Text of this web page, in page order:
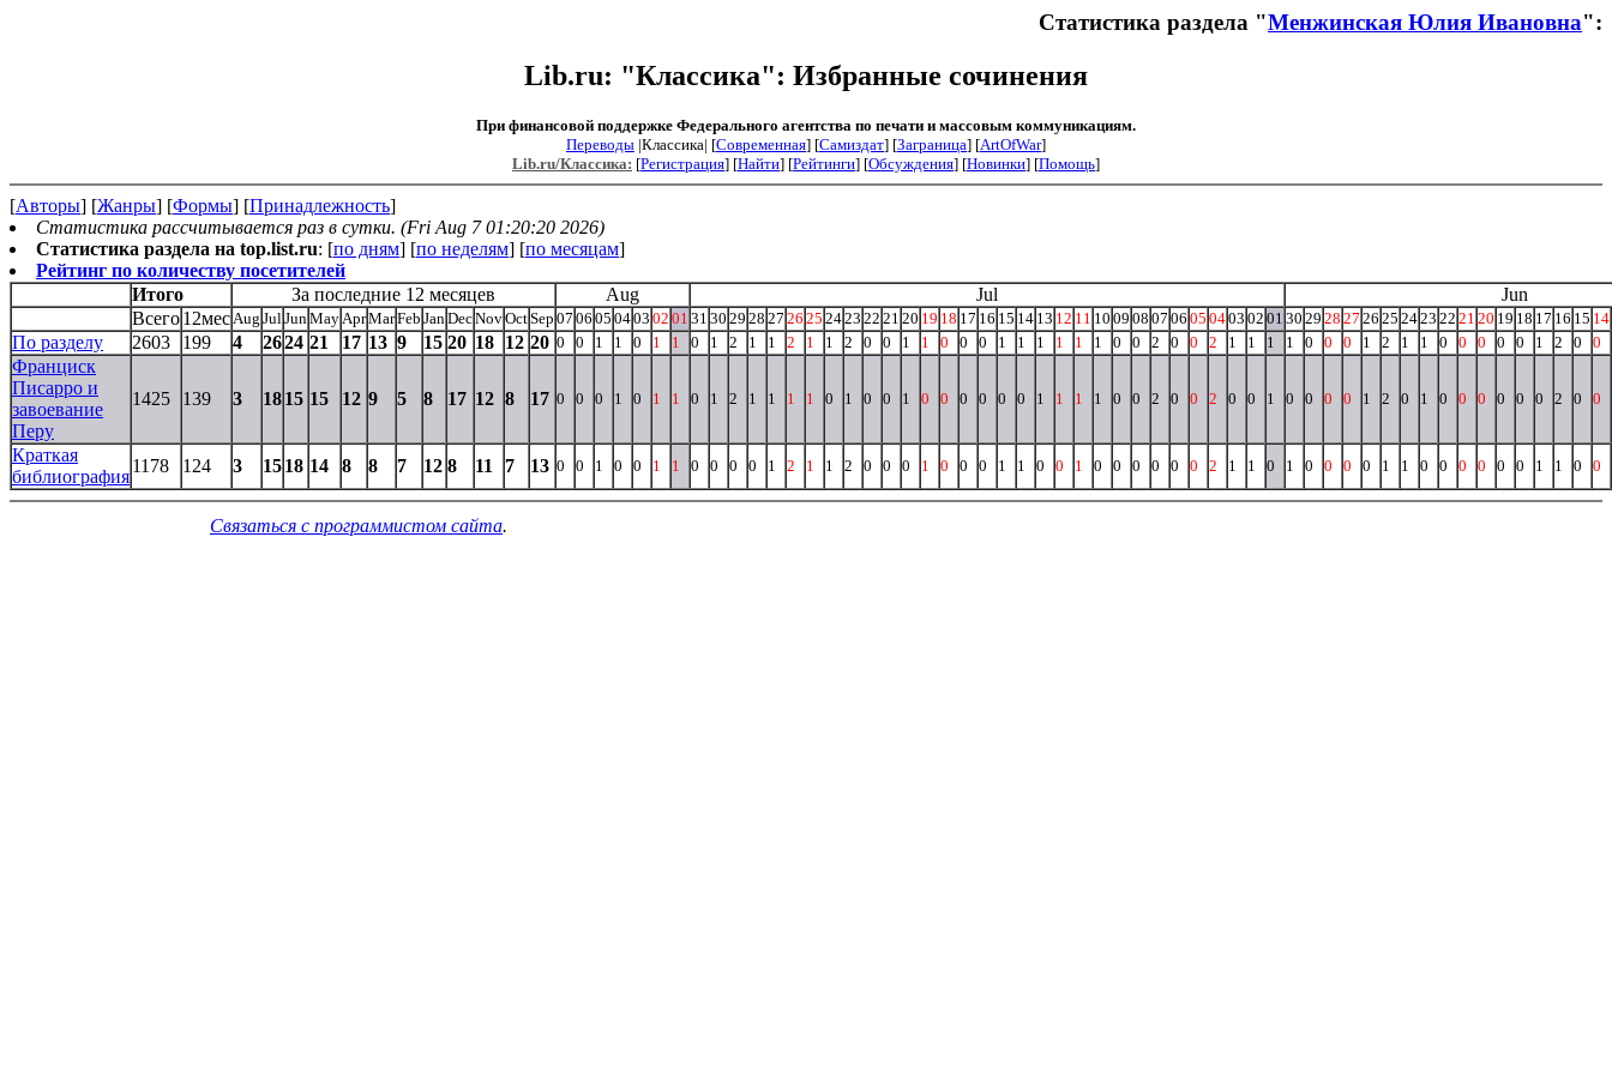
Статистика раздела "Менжинская Юлия Ивановна":
Lib.ru: "Классика": Избранные сочинения
При финансовой поддержке Федерального агентства по печати и массовым коммуникациям.
Переводы |Классика| [Современная] [Самиздат] [Заграница] [ArtOfWar]
Lib.ru/Классика: [Регистрация] [Найти] [Рейтинги] [Обсуждения] [Новинки] [Помощь]
[Авторы] [Жанры] [Формы] [Принадлежность]
Статистика рассчитывается раз в сутки. (Fri Aug 7 01:20:20 2026)
Статистика раздела на top.list.ru: [по дням] [по неделям] [по месяцам]
Рейтинг по количеству посетителей
Итого
За последние 12 месяцев Aug Jul
Jun
Всего12мес Aug Jul Jun May AprMarFeb Jan DecNovOctSep 07 06 05 0403 02 01 31 30 29 28 27 26 25 2423 22 21 20 19 18 17 16 15 14 13 12 11 10 09 08 07 06 05 0403 02 01 30 29 28 27 26 25 2423 22 21 20 19 18 17 16 15 14
По разделу 2603 199 4 2624 21 17 13 9 15 20 18 12 20 0 0 1 1 0 1 1 0 1 2 1 1 2 1 1 2 0 0 1 1 0 0 0 1 1 1 1 1 1 0 0 2 0 0 2 1 1 1 1 0 0 0 1 2 1 1 0 0 0 0 0 1 2 0 0
Франциск
Писарро и
завоевание
Перу
1425 139 3 1815 15 12 9 5 8 17 12 8 17 0 0 0 1 0 1 1 0 1 2 1 1 1 1 0 1 0 0 1 0 0 0 0 0 0 1 1 1 1 0 0 2 0 0 2 0 0 1 0 0 0 0 1 2 0 1 0 0 0 0 0 0 2 0 0
Краткая
библиография
1178 124 3 1518 14 8 8 7 12 8 11 7 13 0 0 1 0 0 1 1 0 0 0 0 1 2 1 1 2 0 0 0 1 0 0 0 1 1 0 0 1 0 0 0 0 0 0 2 1 1 0 1 0 0 0 0 1 1 0 0 0 0 0 0 1 1 0 0
Связаться с программистом сайта.